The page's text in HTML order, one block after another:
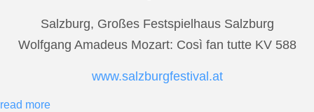
Salzburg, Großes Festspielhaus Salzburg
Wolfgang Amadeus Mozart: Così fan tutte KV 588
www.salzburgfestival.at
read more